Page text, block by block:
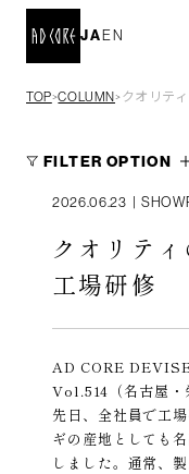
EN
JA
TOP＞COLUMN＞ クオリテ
FILTER OPTION
2026.06.23
クオリテ
工場研修
AD CORE
Vol.514（名古屋・
先日、全社員で工
ギの産地としても
しました。通常、